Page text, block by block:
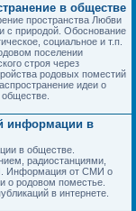
в обществе
пространства Любви
с природой. Обоснование
социальное и т.п.
поселении
строя через
родовых поместий
идеи о
информации в
в обществе.
радиостанциями,
Информация от СМИ о
о родовом поместье.
в интернете.